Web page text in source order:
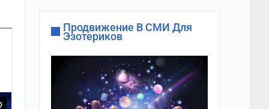
Продвижение В СМИ Для
Эзотериков